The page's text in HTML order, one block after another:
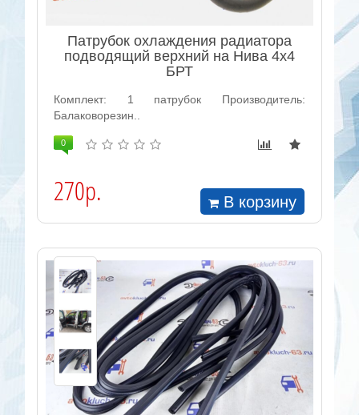
Патрубок охлаждения радиатора
подводящий верхний на Нива 4х4
БРТ
Комплект: 1 патрубок Производитель:
Балаковорезин..
0
270р. В корзину